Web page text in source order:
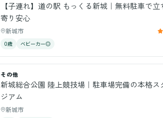
【子連れ】道の駅 もっくる新城｜無料駐車で立
寄り安心
新城市
0歳 ベビーカー◎
その他
新城総合公園 陸上競技場｜駐車場完備の本格ス
ジアム
新城市